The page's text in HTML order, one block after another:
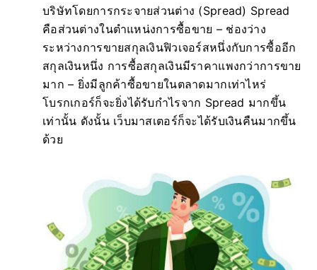
บริษัทโดยการกระจายส่วนต่าง (Spread) Spread
คือส่วนต่างในตำแหน่งการซื้อขาย – ช่องว่าง
ระหว่างการขายสกุลเงินฟิวเจอร์สหนึ่งกับการซื้ออีก
สกุลเงินหนึ่ง การซื้อสกุลเงินมีราคาแพงกว่าการขาย
มาก – ยิ่งมีลูกค้าซื้อขายในตลาดมากเท่าไหร่
โบรกเกอร์ก็จะยิ่งได้รับกำไรจาก Spread มากขึ้น
เท่านั้น ดังนั้น เว็บมาสเตอร์ก็จะได้รับเงินคืนมากขึ้น
ด้วย